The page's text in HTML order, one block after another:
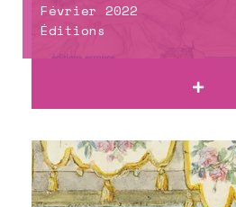
Février 2022
Éditions